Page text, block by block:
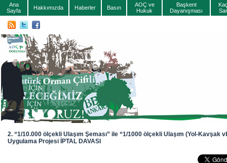
Ana
Sayfa
Hakkımızda Haberler Basın
AOÇ ve
Hukuk
Başkent
Dayanışması
2. “1/10.000 ölçekli Ulaşım Şeması” ile “1/1000 ölçekli Ulaşım (Yol-Kavşak
Uygulama Projesi İPTAL DAVASI